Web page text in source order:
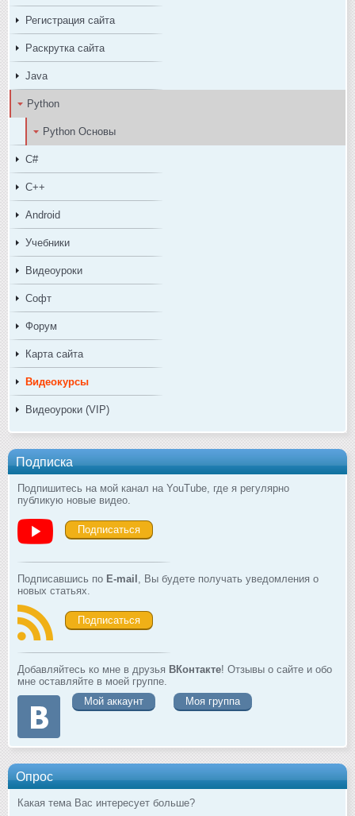
Регистрация сайта
Раскрутка сайта
Java
Python
Python Основы
C#
C++
Android
Учебники
Видеоуроки
Софт
Форум
Карта сайта
Видеокурсы
Видеоуроки (VIP)
Подписка
Подпишитесь на мой канал на YouTube, где я регулярно
публикую новые видео.
Подписаться
Подписавшись по E-mail , Вы будете получать уведомления о
новых статьях.
Подписаться
Добавляйтесь ко мне в друзья ВКонтакте! Отзывы о сайте и обо
мне оставляйте в моей группе.
Мой аккаунт
Моя группа
Опрос
Какая тема Вас интересует больше?